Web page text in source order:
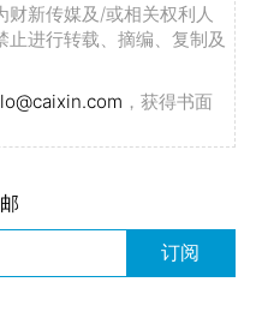
财新传媒及/或相关权利人
进行转载、摘编、复制及
，获得书面
订阅